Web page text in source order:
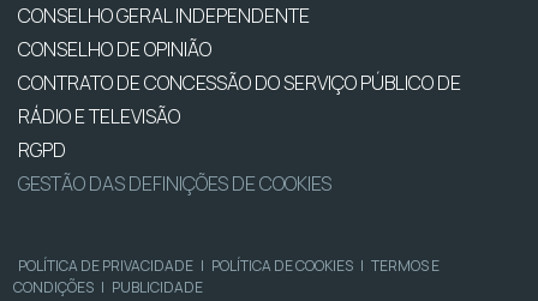
CONSELHO GERAL INDEPENDENTE
CONSELHO DE OPINIÃO
CONTRATO DE CONCESSÃO DO SERVIÇO PÚBLICO DE
RÁDIO E TELEVISÃO
RGPD
GESTÃO DAS DEFINIÇÕES DE COOKIES
POLÍTICA DE PRIVACIDADE | POLÍTICA DE COOKIES | TERMOS E
CONDIÇÕES | PUBLICIDADE